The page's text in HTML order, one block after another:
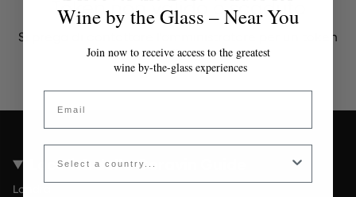
Token non valido o scaduto
Si prega di contattare l'amministratore per un token
valido.
Località della Coravin Guide
Londra
Wine by the Glass – Near You
Join now to receive access to the greatest
wine by-the-glass experiences
Email
Country